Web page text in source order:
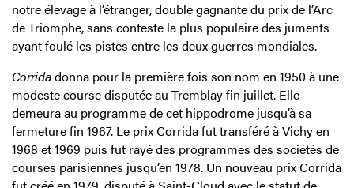
notre élevage à l’étranger, double gagnante du prix de l’Arc
de Triomphe, sans conteste la plus populaire des juments
ayant foulé les pistes entre les deux guerres mondiales.
Corridadonna pour la première fois son nom en 1950 à une
modeste course disputée au Tremblay fin juillet. Elle
demeura au programme de cet hippodrome jusqu’à sa
fermeture fin 1967. Le prix Corrida fut transféré à Vichy en
1968 et 1969 puis fut rayé des programmes des sociétés de
courses parisiennes jusqu’en 1978. Un nouveau prix Corrida